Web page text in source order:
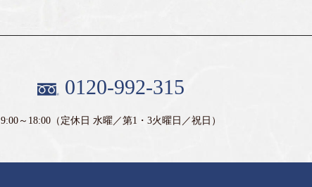
0120-992-315
9:00～18:00 （定休日 水曜／第1・3火曜日／祝日）